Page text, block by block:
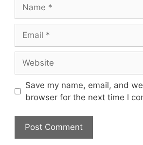
Save my name, email, and
browser for the next time I